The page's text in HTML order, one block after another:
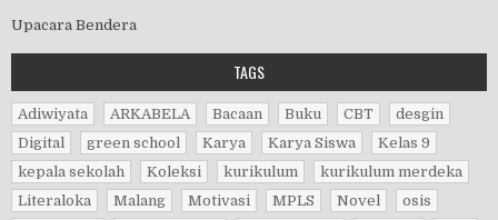
Upacara Bendera
TAGS
Adiwiyata ARKABELA Bacaan Buku CBT
desgin
Digital
green school Karya Karya Siswa
Kelas 9
kepala sekolah
Koleksi kurikulum
kurikulum merdeka
Literaloka
Malang Motivasi MPLS Novel
osis